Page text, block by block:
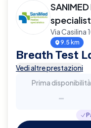
Via Casilina
9.5 km
Breath Test
Vedi altre prestazioni
Prima disponibilità
-